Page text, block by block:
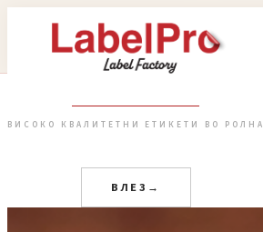
ВИСОКО КВАЛИТЕТНИ ЕТИКЕТИ ВО РОЛНА
ВЛЕЗ →